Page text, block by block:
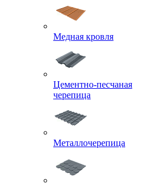
Медная кровля
Цементно-песчаная
черепица
Металлочерепица